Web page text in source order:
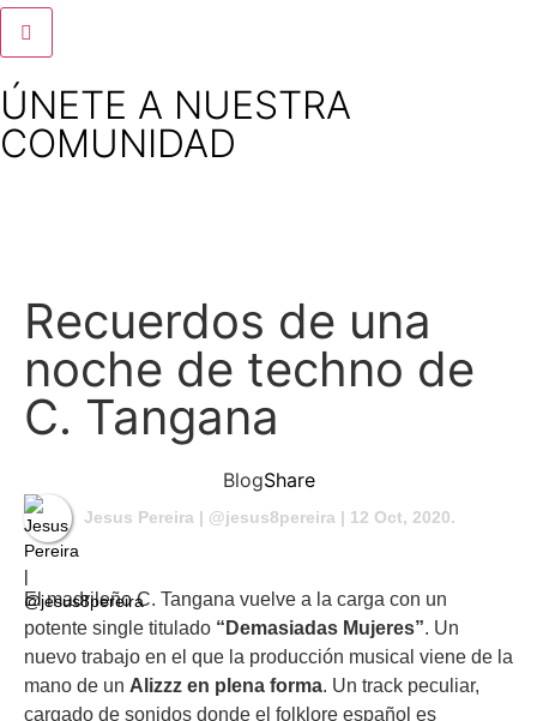
ÚNETE A NUESTRA
COMUNIDAD
Recuerdos de una
noche de techno de
C. Tangana
BlogShare
Jesus Pereira | @jesus8pereira | 12 Oct, 2020.
El madrileño C. Tangana vuelve a la carga con un
potente single titulado “Demasiadas Mujeres”. Un
nuevo trabajo en el que la producción musical viene de la
mano de un Alizzz en plena forma. Un track peculiar,
cargado de sonidos donde el folklore español es